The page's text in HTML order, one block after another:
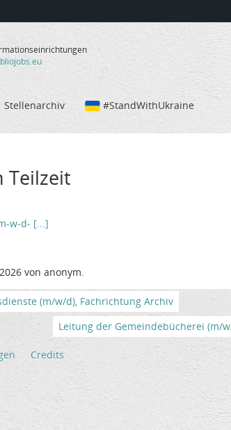
Stellenarchiv #StandWithUkraine
w-d- [...]
von anonym.
(m/w/d), Fachrichtung Archiv
Leitung der Gemeindebücherei (m/
Credits